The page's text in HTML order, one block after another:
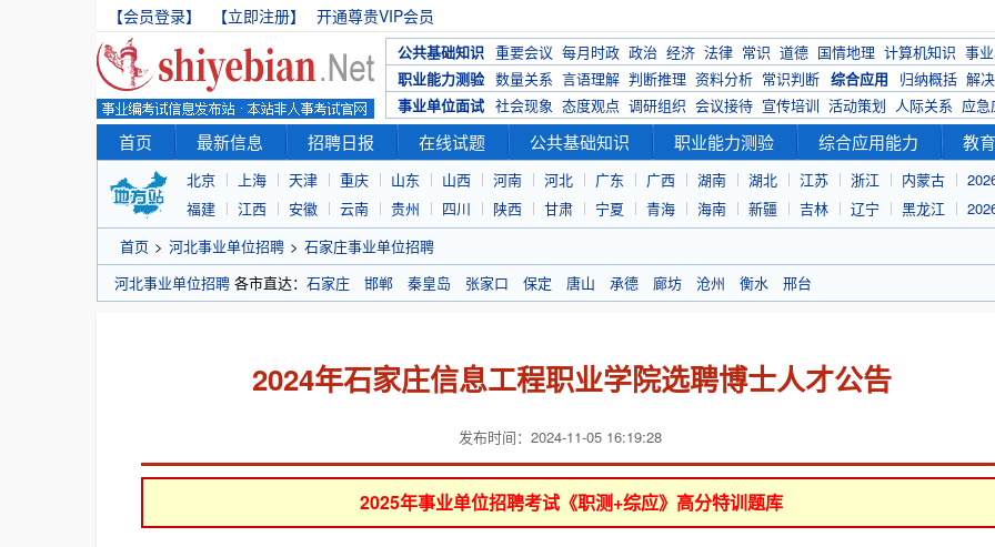
【会员登录】 【立即注册】 开通尊贵VIP会员
公共基础知识 重要会议 每月时政 政治 经济 法律 常识 道德 国情地理 计算机知识 事
职业能力测验 数量关系 言语理解 判断推理 资料分析 常识判断 综合应用 归纳概括 解
事业单位面试 社会现象 态度观点 调研组织 会议接待 宣传培训 活动策划 人际关系 应急
首页 最新信息 招聘日报 在线试题 公共基础知识 职业能力测验 综合应用能力 教
北京 上海 天津 重庆 山东 山西 河南 河北 广东 广西 湖南 湖北 江苏 浙江 内蒙古
福建
江西 安徽 云南 贵州 四川 陕西 甘肃 宁夏 青海 海南 新疆 吉林 辽宁 黑龙江
首页 > 河北事业单位招聘 > 石家庄事业单位招聘
河北事业单位招聘 各市直达： 石家庄 邯郸 秦皇岛 张家口 保定 唐山 承德 廊坊 沧州 衡水 邢台
2024年石家庄信息工程职业学院选聘博士人才公告
发布时间：2024-11-05 16:19:28
2025年事业单位招聘考试《职测+综应》高分特训题库